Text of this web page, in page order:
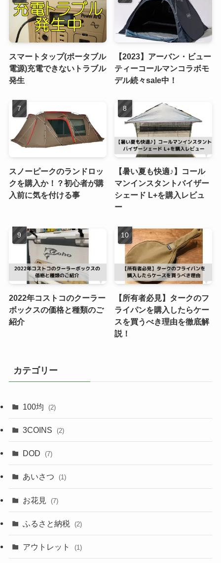
スマートタップ(ポータブル
電源)充電できないトラブル
発生
【2023】アーバン・ビュー
ティーコールマンコラボモ
デル続々sale中！
スノーピークのランドロッ
クを購入か！？初心者が購
入前に気を付ける事
【暑い夏も快適♪】コール
マンインスタントバイザー
シェード L+を購入レビュ
ー
2022年コストコのクーラー
ボックスの価格と種類のご
紹介
【所有者必見】タークのフ
ライパンを購入したらケー
スを買うべき理由を徹底解
説！
カテゴリー
100均 (2)
3COINS (2)
DOD (7)
あいさつ (1)
お花見 (7)
ふるさと納税 (2)
アウトレット (1)